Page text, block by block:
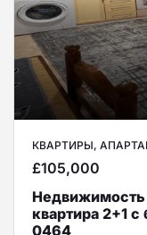
КВАРТИРЫ,
£105,000
Недвижимость
квартира 2+1
0464